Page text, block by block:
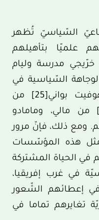
السّياسيّ تُظهر
علميّا بتأهيلهم
مدرسة وليام
السّياسية في
بواني[25]
من
من مالي، ومامادو
ومع ذلك، فإنّ مرور
مثل هذه المؤسّسات
في الحياة المشتركة
في غرب إفريقيا،
إعطائهم الشّعور
تغايرهم تماما في